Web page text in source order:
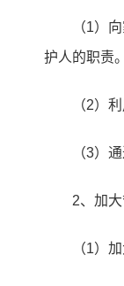
（1）
护人的职责。
（2）
（3）
2、加
（1）